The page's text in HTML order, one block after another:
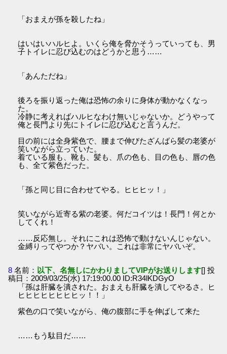
「おまえが孫を殺したね」
はいはいハルヒよ。いくら俺を脅かそうっていっても、男
子トイレに忍び込むのはどうかと思う……
「あんただね」
後ろを振り返った俺は恐怖の余りに身体が動かなくなっ
た。
冷静に考えればハルヒなわけ無いじゃないか。どうやって
俺と長門より先にトイレに忍び込むと言うんだ。
目の前には全身紫色で、腰まで伸びたざんばら髪の老婆が
笑いながら立っていた。
着ている服も、靴も、髪も、爪の色も、目の色も、唇の色
も、全て紫色だった。
「孫と同じ目に合わせてやる。ヒヒヒッ！」
笑いながら近寄る紫の老婆。何だコイツは！長門！何とか
してくれ！
……反応無し。それにこれは恐怖で動けないんじゃない。
金縛りってやつか？ヤバい。これは非常にヤバいぞ。
8 名前： 以下、名無しにかわりましてVIPがお送りします[] 投
稿日：2009/03/25(水) 17:19:00.00 ID:R34lKDGyO
「孫は肝臓を潰された。おまえも肝臓を潰してやるさ。ヒ
ヒヒヒヒヒヒヒヒッ！！」
紫色の口で笑いながら、俺の腹部に手を伸ばして来た
……もう駄目だ……